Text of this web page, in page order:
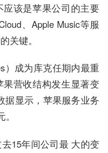
应该是苹果公司的主要
、Apple Music等服
关键。
）成为库克任期内最重
营收结构发生显著变
据显示，苹果服务业务
15年间公司最 大的变